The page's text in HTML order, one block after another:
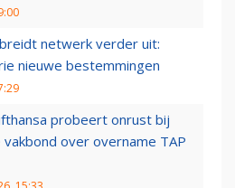
netwerk verder uit:
nieuwe bestemmingen
probeert onrust bij
over overname TAP